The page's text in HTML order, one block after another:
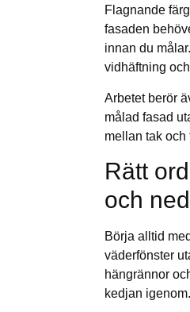
Flagnande
fasaden
innan du
vidhäftning
Arbetet berör
målad fasad
mellan tak
Rätt
och
Börja alltid
väderfönster
hängrännor
kedjan igenom.